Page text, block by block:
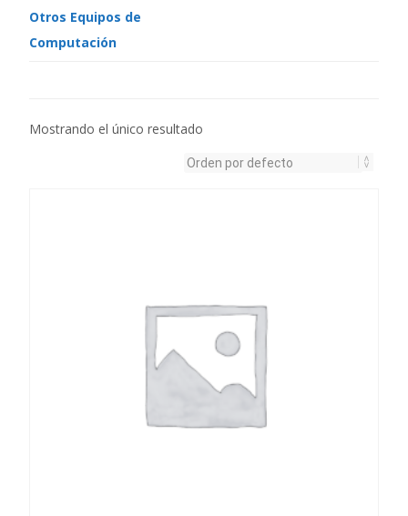
Otros Equipos de
Computación
Mostrando el único resultado